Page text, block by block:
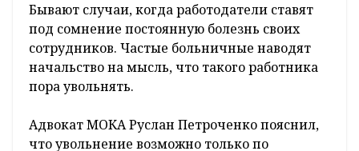
Бывают случаи, когда работодатели ставят
под сомнение постоянную болезнь своих
сотрудников. Частые больничные наводят
начальство на мысль, что такого работника
пора увольнять.
Адвокат МОКА Руслан Петроченко пояснил,
что увольнение возможно только по